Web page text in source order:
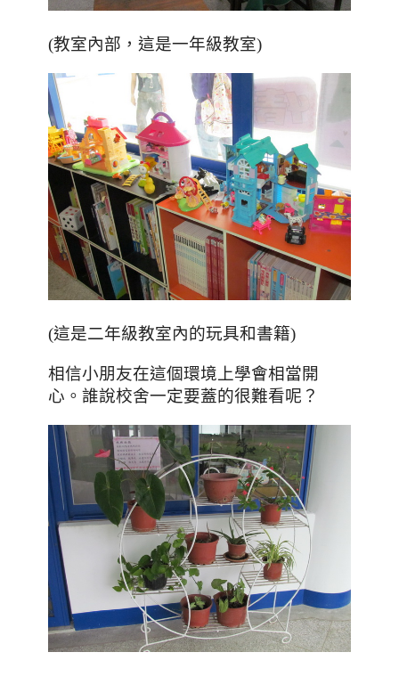
(教室內部，這是一年級教室)
(這是二年級教室內的玩具和書籍)
相信小朋友在這個環境上學會相當開
心。誰說校舍一定要蓋的很難看呢？